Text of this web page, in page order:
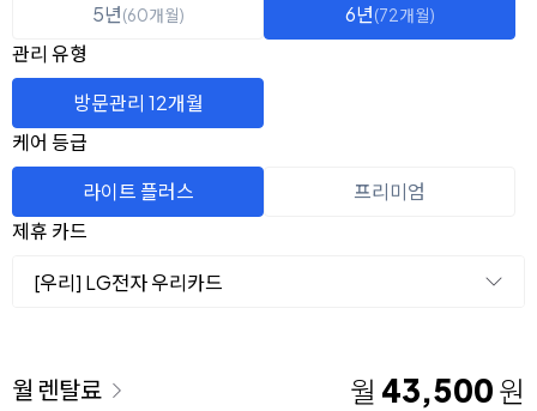
5년(60개월) 6년(72개월)
관리 유형
방문관리 12개월
케어 등급
라이트 플러스
프리미엄
제휴 카드
[우리] LG전자 우리카드
이용 요금
월 렌탈료 월 43,500 원